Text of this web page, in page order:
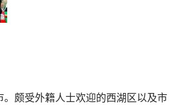
颇受外籍人士欢迎的西湖区以及市